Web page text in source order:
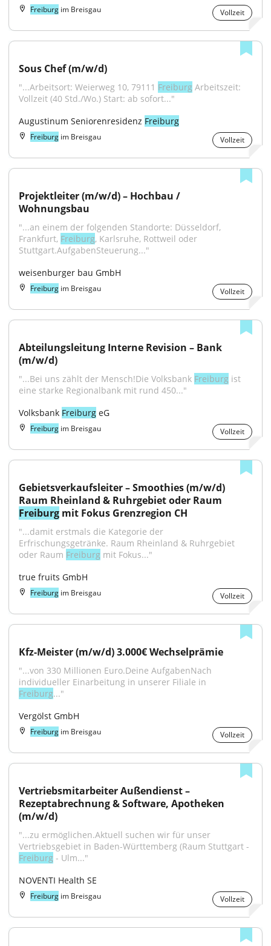
Freiburg im Breisgau Vollzeit
Sous Chef (m/w/d)
"...Arbeitsort: Weierweg 10, 79111 Freiburg Arbeitszeit:
Vollzeit (40 Std./Wo.) Start: ab sofort..."
Augustinum Seniorenresidenz Freiburg
Freiburg im Breisgau Vollzeit
Projektleiter (m/w/d) – Hochbau /
Wohnungsbau
"...an einem der folgenden Standorte: Düsseldorf,
Frankfurt, Freiburg, Karlsruhe, Rottweil oder
Stuttgart.AufgabenSteuerung..."
weisenburger bau GmbH
Freiburg im Breisgau Vollzeit
Abteilungsleitung Interne Revision – Bank
(m/w/d)
"...Bei uns zählt der Mensch!Die Volksbank Freiburg ist
eine starke Regionalbank mit rund 450..."
Volksbank Freiburg eG
Freiburg im Breisgau Vollzeit
Gebietsverkaufsleiter – Smoothies (m/w/d)
Freiburg mit Fokus Grenzregion CH
"...damit erstmals die Kategorie der
Erfrischungsgetränke. Raum Rheinland & Ruhrgebiet
oder Raum Freiburg mit Fokus..."
true fruits GmbH
Freiburg im Breisgau Vollzeit
Kfz-Meister (m/w/d) 3.000€ Wechselprämie
"...von 330 Millionen Euro.Deine AufgabenNach
Freiburg..."
Vergölst GmbH
Freiburg im Breisgau Vollzeit
Vertriebsmitarbeiter Außendienst –
Rezeptabrechnung & Software, Apotheken
(m/w/d)
"...zu ermöglichen.Aktuell suchen wir für unser
Freiburg - Ulm..."
NOVENTI Health SE
Freiburg im Breisgau Vollzeit